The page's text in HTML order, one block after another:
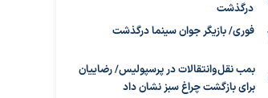
درگذشت
فوری/ بازیگر جوان سینما درگذشت
بمب نقل‌وانتقالات در پرسپولیس/ رضاییان
برای بازگشت چراغ سبز نشان داد